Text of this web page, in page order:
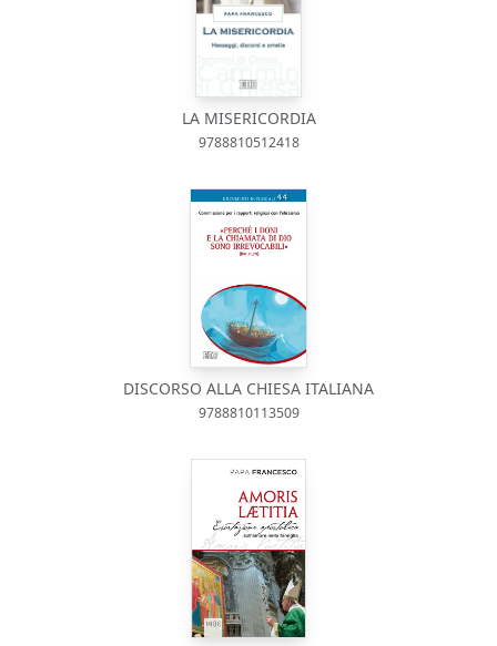
LA MISERICORDIA
9788810512418
DISCORSO ALLA CHIESA ITALIANA
9788810113509